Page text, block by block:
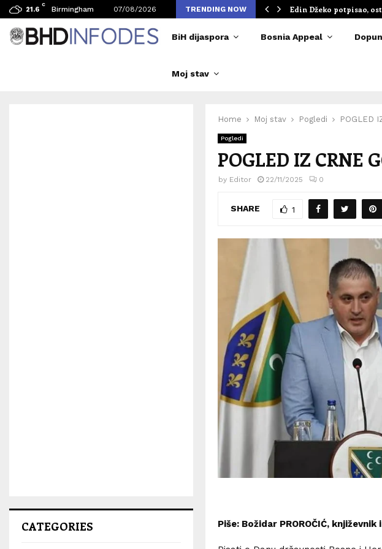
21.6
C
Birmingham 07/08/2026 TRENDING NOW
broj posjetilaca tokom Merlinovih koncerata Edin Džeko potpisao,
BiH dijaspora Bosnia Appeal
Moj stav
Home Moj stav Pogledi POGLED
Pogledi
POGLED IZ CRNE
by Editor 22/11/2025 0
SHARE 1
Piše: Božidar PROROČIĆ,
CATEGORIES